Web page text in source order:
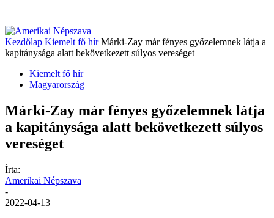
Kezdőlap Kiemelt fő hír Márki-Zay már fényes győzelemnek látja a
kapitánysága alatt bekövetkezett súlyos vereséget
Kiemelt fő hír
Magyarország
Márki-Zay már fényes győzelemnek látja
a kapitánysága alatt bekövetkezett súlyos
vereséget
Írta:
Amerikai Népszava
-
2022-04-13